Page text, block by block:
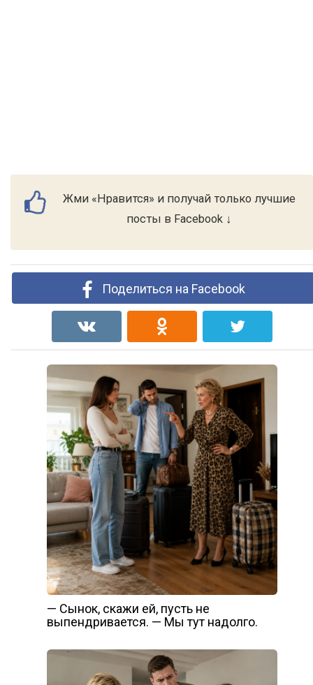
Жми «Нравится» и получай только лучшие
посты в Facebook ↓
Поделиться на Facebook
— Сынок, скажи ей, пусть не
выпендривается. — Мы тут надолго.